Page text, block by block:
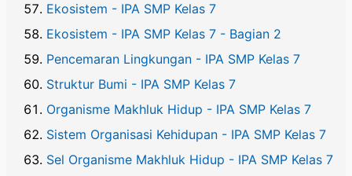
Ekosistem - IPA SMP Kelas 7
Ekosistem - IPA SMP Kelas 7 - Bagian 2
Pencemaran Lingkungan - IPA SMP Kelas 7
Struktur Bumi - IPA SMP Kelas 7
Organisme Makhluk Hidup - IPA SMP Kelas 7
Sistem Organisasi Kehidupan - IPA SMP Kelas 7
Sel Organisme Makhluk Hidup - IPA SMP Kelas 7